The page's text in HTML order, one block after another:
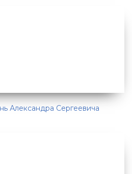
Александра Сергеевича